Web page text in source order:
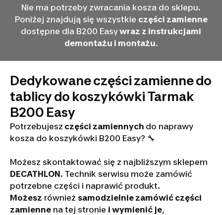
Nie ma potrzeby zwracania kosza do sklepu.
Poniżej znajdują się wszystkie części zamienne
dostępne dla B200 Easywraz z instrukcjami
demontażu i montażu.
Dedykowane części zamienne do
tablicy do koszykówki Tarmak
B200 Easy
Potrzebujesz części zamiennych do naprawy
kosza do koszykówki B200 Easy? 🔧
Możesz skontaktować się z najbliższym sklepem
DECATHLON. Technik serwisu może zamówić
potrzebne części i naprawić produkt.
Możesz również samodzielnie zamówić części
zamienne na tej stronie i wymienić je,